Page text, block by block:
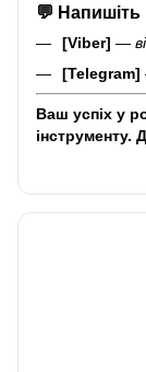
💬
[Viber] —
[Telegram]
Ваш успіх у
інструменту.